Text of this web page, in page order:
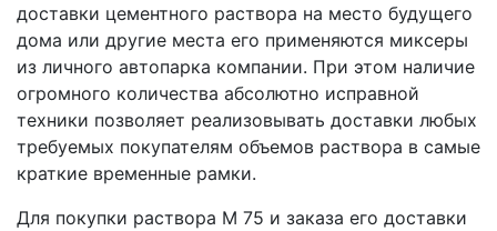
доставки цементного раствора на место будущего
дома или другие места его применяются миксеры
из личного автопарка компании. При этом наличие
огромного количества абсолютно исправной
техники позволяет реализовывать доставки любых
требуемых покупателям объемов раствора в самые
краткие временные рамки.
Для покупки раствора M 75 и заказа его доставки